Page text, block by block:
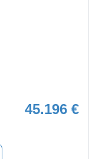
45.196 €